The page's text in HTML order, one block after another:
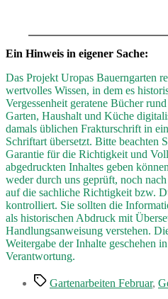
Ein Hinweis in eigener Sache:
Das Projekt Uropas Bauerngarten
wertvolles Wissen, in dem es
Vergessenheit geratene Bücher
Garten, Haushalt und Küche
damals üblichen Frakturschrift in
Schriftart übersetzt. Bitte beachten
Garantie für die Richtigkeit und
abgedruckten Inhaltes geben
weder durch uns geprüft, noch
auf die sachliche Richtigkeit bzw.
kontrolliert. Sie sollten die
als historischen Abdruck mit
Handlungsanweisung verstehen.
Weitergabe der Inhalte geschehen
Verantwortung.
Schlagwörter
Gartenarbeiten Februar,